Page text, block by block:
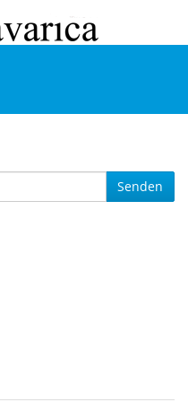
Senden